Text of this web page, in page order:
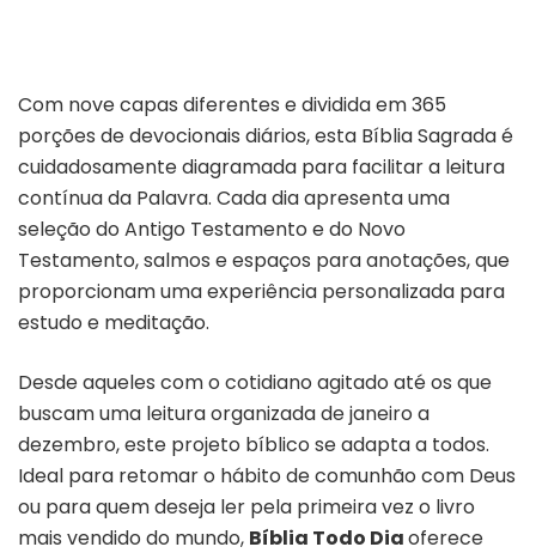
Com nove capas diferentes e dividida em 365
porções de devocionais diários, esta Bíblia Sagrada é
cuidadosamente diagramada para facilitar a leitura
contínua da Palavra. Cada dia apresenta uma
seleção do Antigo Testamento e do Novo
Testamento, salmos e espaços para anotações, que
proporcionam uma experiência personalizada para
estudo e meditação.
Desde aqueles com o cotidiano agitado até os que
buscam uma leitura organizada de janeiro a
dezembro, este projeto bíblico se adapta a todos.
Ideal para retomar o hábito de comunhão com Deus
ou para quem deseja ler pela primeira vez o livro
mais vendido do mundo, Bíblia Todo Diaoferece